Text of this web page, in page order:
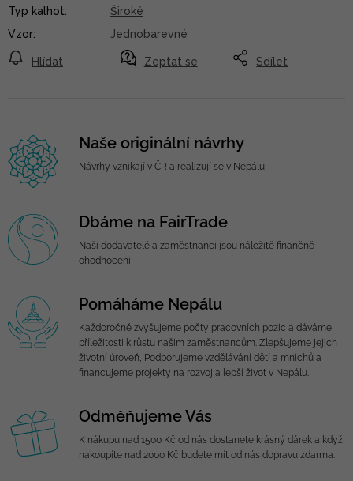
Zeptat se
Hlídat Sdílet
Typ kalhot:
Široké
Vzor: Jednobarevné
Naše originální návrhy
Návrhy vznikají v ČR a realizují se v Nepálu
Dbáme na FairTrade
Naši dodavatelé a zaměstnanci jsou náležitě finančně
ohodnoceni
Pomáháme Nepálu
Každoročně zvyšujeme počty pracovních pozic a dáváme
příležitosti k růstu našim zaměstnancům. Zlepšujeme jejich
životní úroveň, Podporujeme vzdělávání dětí a mnichů a
financujeme projekty na rozvoj a lepší život v Nepálu.
Odměňujeme Vás
K nákupu nad 1500 Kč od nás dostanete krásný dárek a když
nakoupíte nad 2000 Kč budete mít od nás dopravu zdarma.